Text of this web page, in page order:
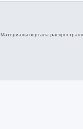
Материалы портала